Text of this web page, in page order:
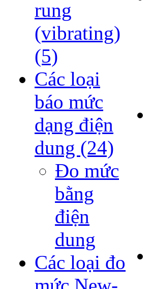
rung
(vibrating)
(5)
Các loại
báo mức
dạng điện
dung (24)
Đo mức
bằng
điện
dung
Các loại đo